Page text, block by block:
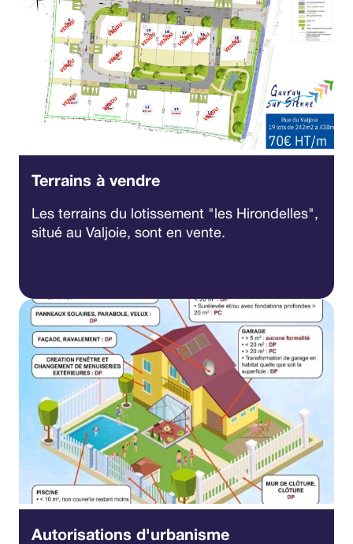
Terrains à vendre
Les terrains du lotissement "les Hirondelles",
situé au Valjoie, sont en vente.
Autorisations d'urbanisme